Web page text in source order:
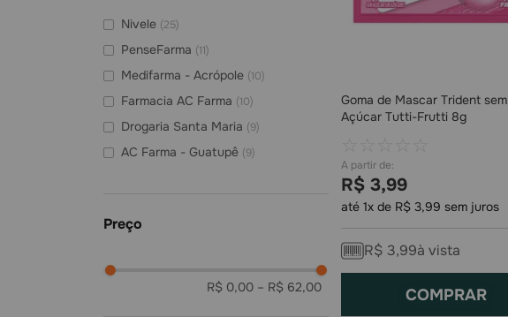
Nivele (25)
PenseFarma (11)
Medifarma - Acrópole (10)
Farmacia AC Farma (10)
Drogaria Santa Maria (9)
AC Farma - Guatupê (9)
Drogaria Tambaú
R$ 0,00 – R$ 62,00
Goma de Mascar Trident sem
Açúcar Tutti-Frutti 8g
R$ 3,99
até 1x de R$ 3,99 sem juros
R$ 3,99à vista
COMPRAR